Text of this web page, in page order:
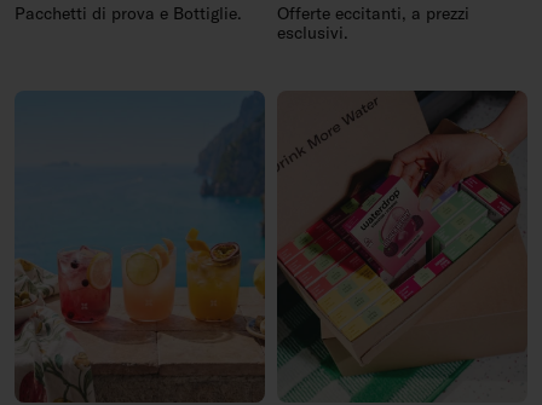
Pacchetti di prova e Bottiglie.
Offerte eccitanti, a prezzi
esclusivi.